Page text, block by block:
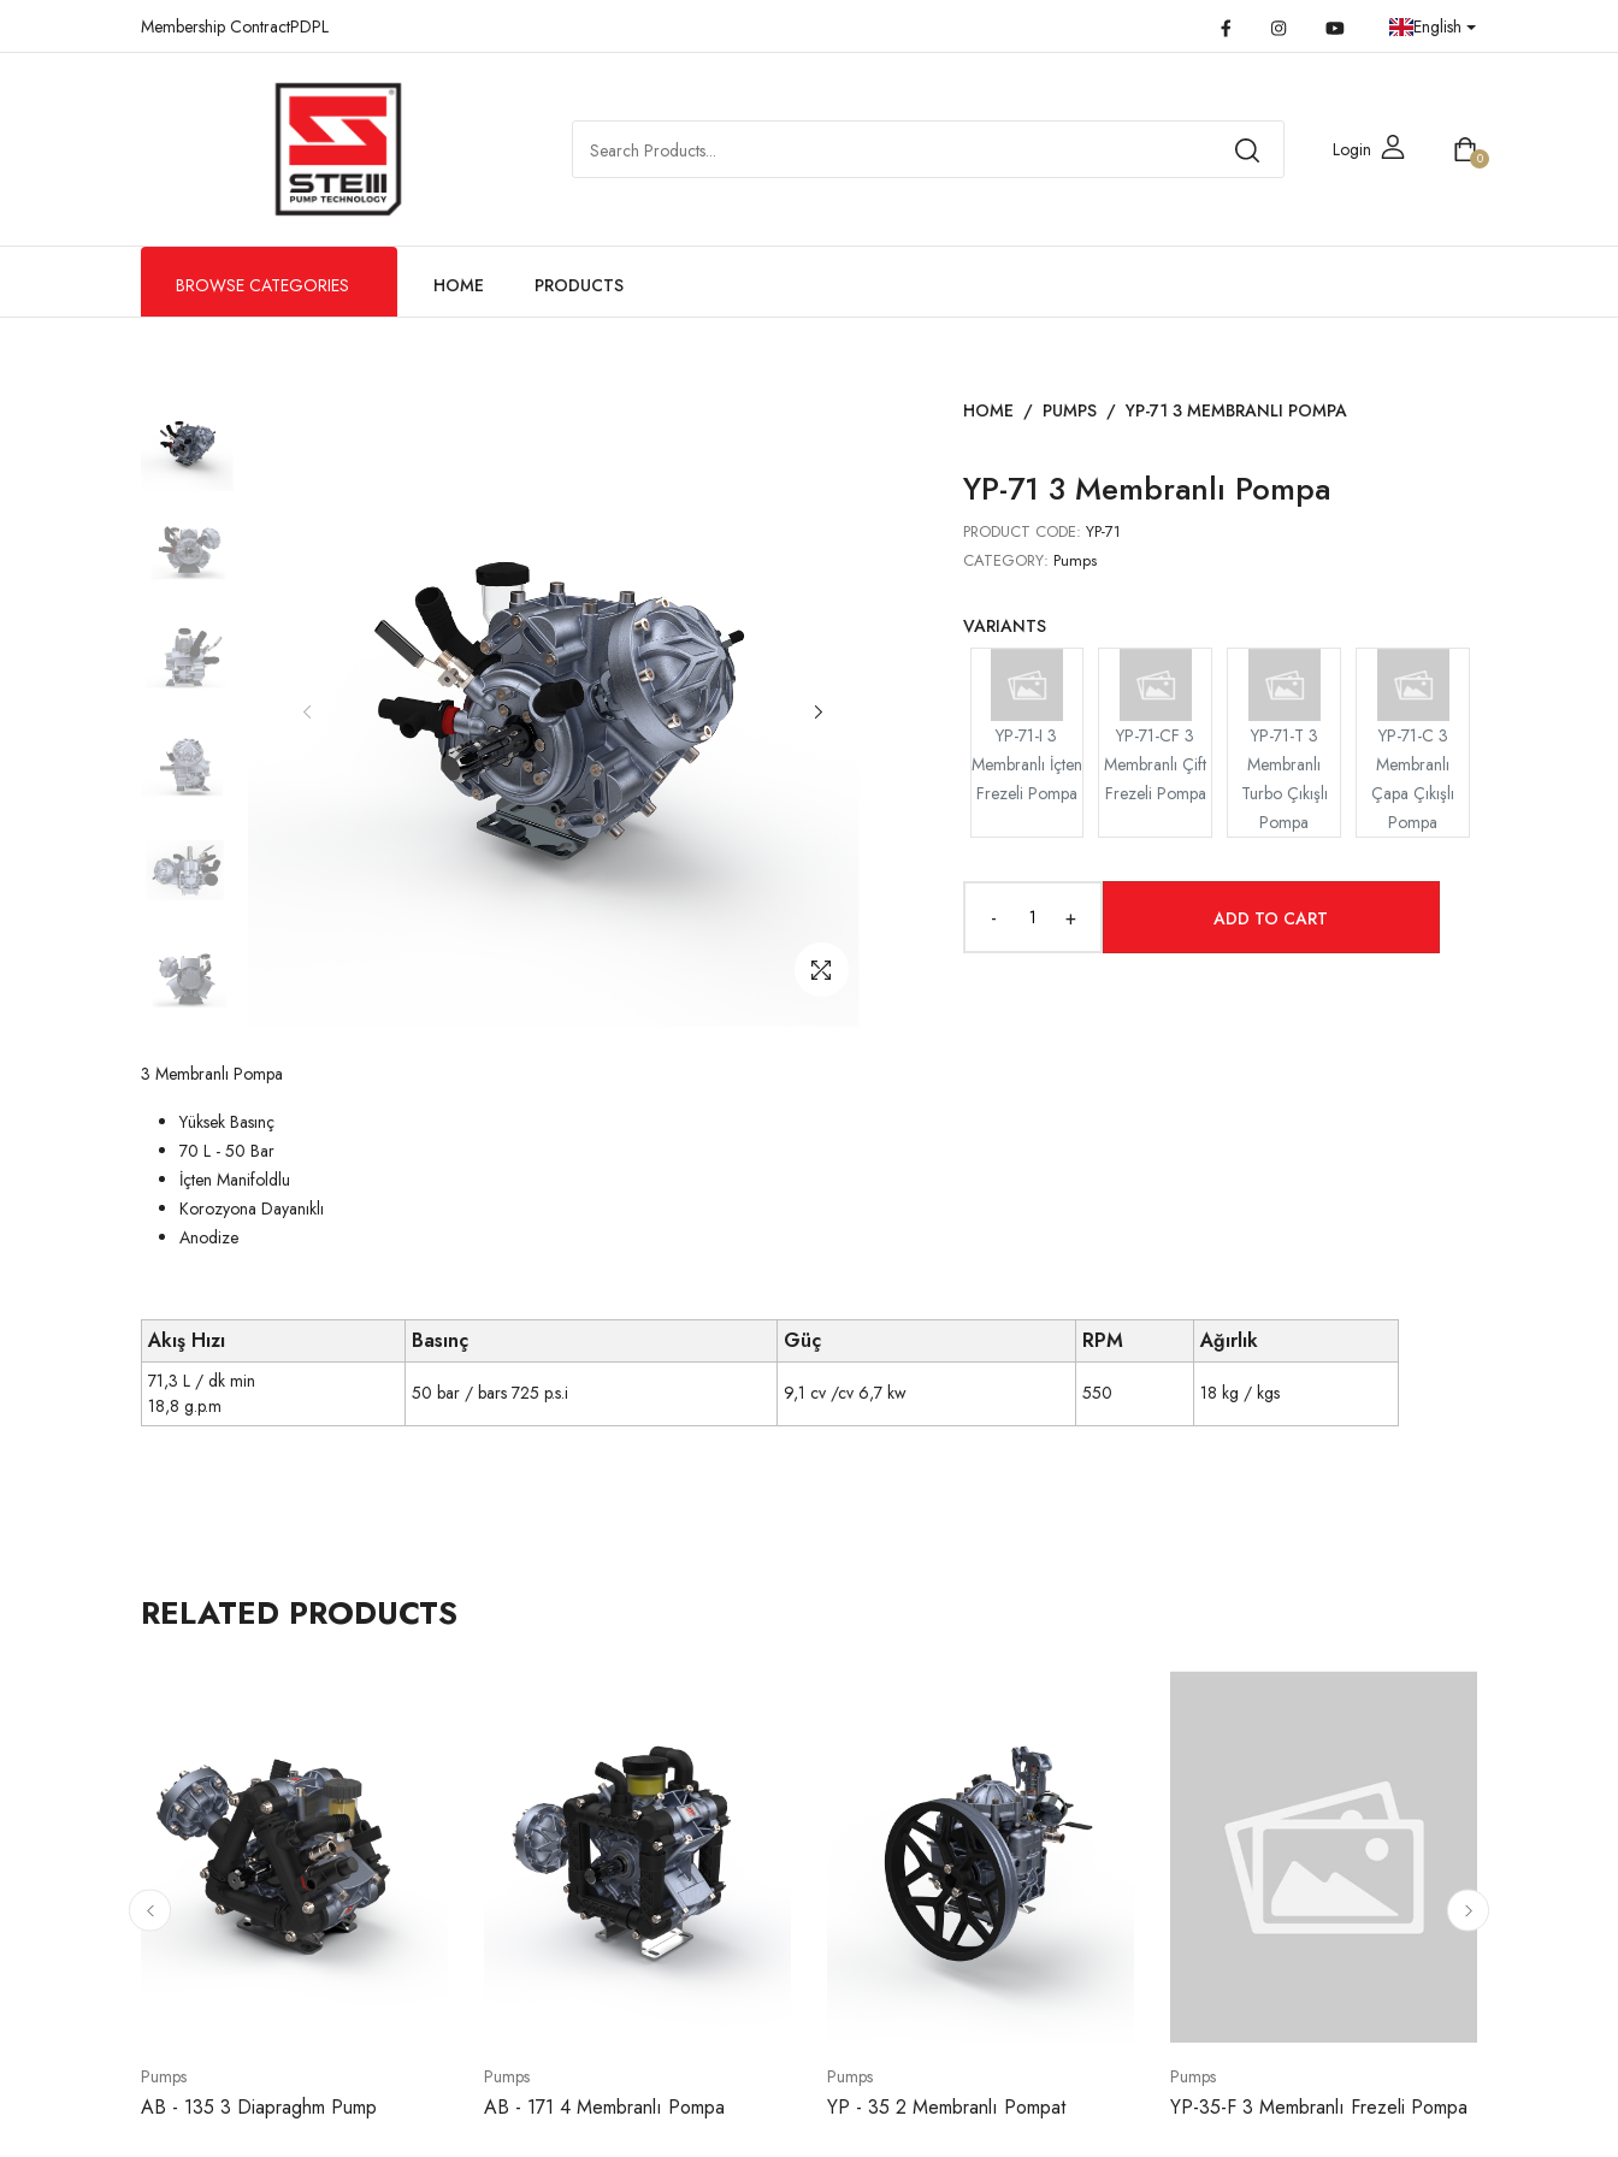
Membership ContractPDPL English
Login 0
BROWSE CATEGORIES HOME PRODUCTS
HOME / PUMPS / YP-71 3 MEMBRANLI POMPA
YP-71 3 Membranlı Pompa
PRODUCT CODE: YP-71
CATEGORY: Pumps
VARIANTS
YP-71-I 3
Membranlı İçten
Frezeli Pompa
YP-71-CF 3
Membranlı Çift
Frezeli Pompa
YP-71-T 3
Membranlı
Turbo Çıkışlı
Pompa
YP-71-C 3
Membranlı
Çapa Çıkışlı
Pompa
- + ADD TO CART
3 Membranlı Pompa
Yüksek Basınç
70 L - 50 Bar
İçten Manifoldlu
Korozyona Dayanıklı
Anodize
Akış Hızı Basınç Güç RPM Ağırlık
71,3 L / dk min
18,8 g.p.m
50 bar / bars 725 p.s.i 9,1 cv /cv 6,7 kw 550 18 kg / kgs
RELATED PRODUCTS
Pumps
AB - 135 3 Diapraghm Pump
Pumps
AB - 171 4 Membranlı Pompa
Pumps
YP - 35 2 Membranlı Pompat
Pumps
YP-35-F 3 Membranlı Frezeli Pompa